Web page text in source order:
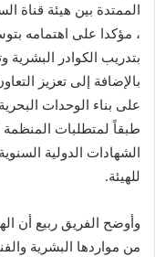
، مؤكدا على اهتمامه
بتدريب الكوادر البشرية
بالإضافة إلى تعزيز
على بناء الوحدات
الشهادات الدولية
للهيئة.
وأوضح الفريق ربيع أن
من مواردها البشرية